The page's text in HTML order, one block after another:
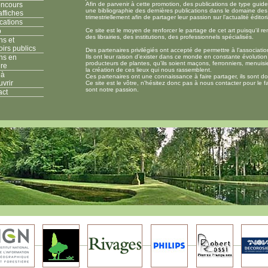
Afin de parvenir à cette promotion, des publications de type
une bibliographie des dernières publications dans le domaine
trimestriellement afin de partager leur passion sur l’actualité
Ce site est le moyen de renforcer le partage de cet art puisqu'il
des librairies, des institutions, des professionnels spécialisés.
Des partenaires privilégiés ont accepté de permettre à
Ils ont leur raison d’exister dans ce monde en constante
producteurs de plantes, qu’ils soient maçons, ferronniers,
la création de ces lieux qui nous rassemblent.
Ces partenaires ont une connaissance à faire partager, ils sont
Ce site est le vôtre, n'hésitez donc pas à nous contacter pour le
sont notre passion.
et
publics
en